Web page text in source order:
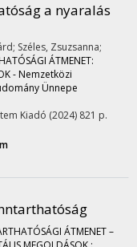
a nyaralás
Széles, Zsuzsanna;
ÁTMENET:
- Nemzetközi
Ünnepe
Kiadó (2024) 821 p.
ÁTMENET –